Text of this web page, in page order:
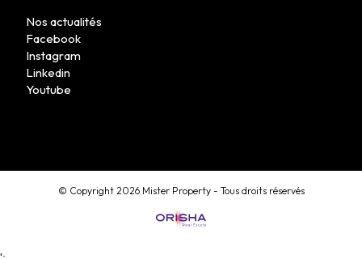
MON COMPTE
Nos actualités
Facebook
Instagram
Linkedin
Youtube
© Copyright 2026 Mister Property - Tous droits réservés